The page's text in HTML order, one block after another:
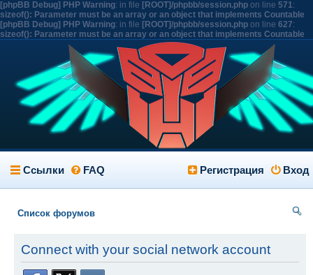
[phpBB Debug] PHP Warning: in file [ROOT]/phpbb/session.php on line 571:
sizeof(): Parameter must be an array or an object that implements Countable
[phpBB Debug] PHP Warning: in file [ROOT]/phpbb/session.php on line 627:
sizeof(): Parameter must be an array or an object that implements Countable
Ссылки FAQ Вход
Регистрация
Список форумов
Connect with your social network account